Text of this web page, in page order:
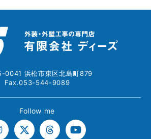
0041 浜松市東区北島町879
Fax.053-544-9089
Follow me